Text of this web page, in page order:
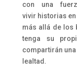
con una
vivir historias en
más allá de los
tenga su
compartirán
lealtad.